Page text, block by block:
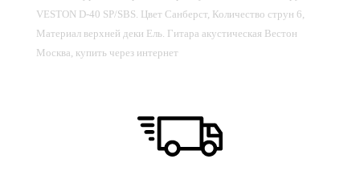
VESTON D-40 SP/SBS. Цвет Санберст, Количество струн 6,
Материал верхней деки Ель. Гитара акустическая Вестон
Москва, купить через интернет